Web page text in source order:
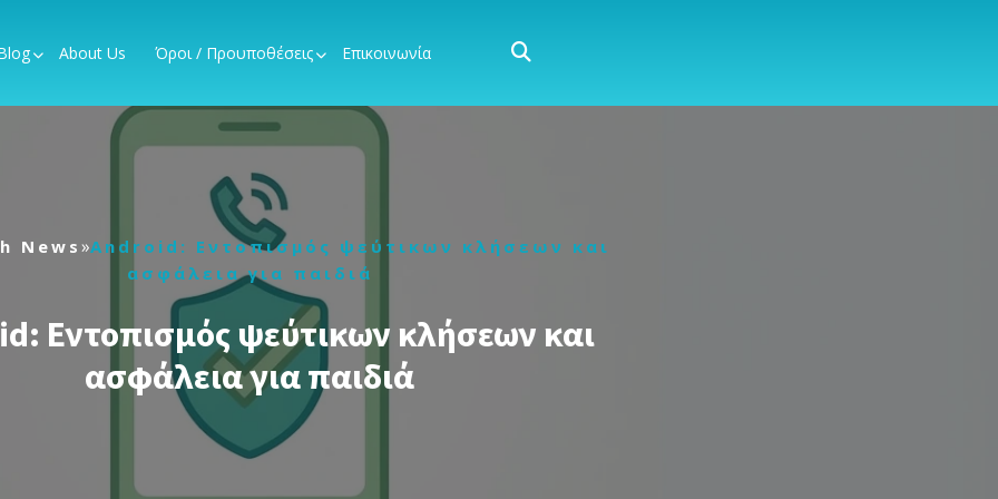
About Us Όροι / Προυποθέσεις Επικοινωνία
News»Android: Εντοπισμός ψεύτικων κλήσεων και
ασφάλεια για παιδιά
Εντοπισμός ψεύτικων κλήσεων και
ασφάλεια για παιδιά